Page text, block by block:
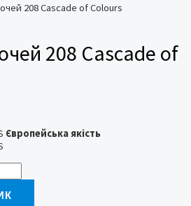
208 Cascade of Colours
208 Cascade of
Європейська якість